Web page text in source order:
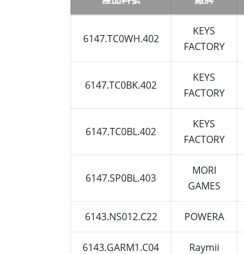
6147.TC0WH.402
KEYS
FACTORY
6147.TC0BK.402
KEYS
FACTORY
6147.TC0BL.402
KEYS
FACTORY
6147.SP0BL.403
MORI
GAMES
6143.NS012.C22 POWERA
6143.GARM1.C04 Raymii